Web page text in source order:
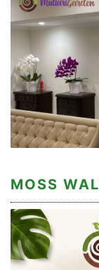
MOSS